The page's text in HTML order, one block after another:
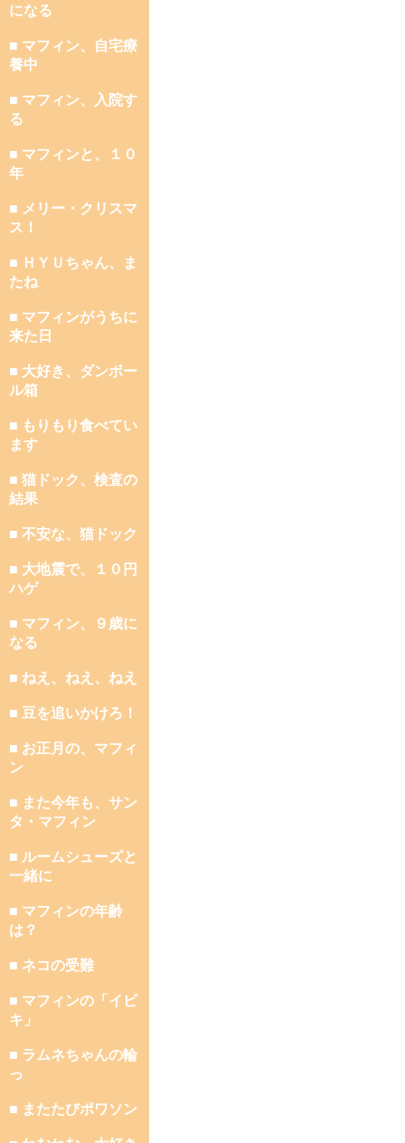
になる
■ マフィン、自宅療
養中
■ マフィン、入院す
る
■ マフィンと、１０
年
■ メリー・クリスマ
ス！
■ ＨＹＵちゃん、ま
たね
■ マフィンがうちに
来た日
■ 大好き、ダンボー
ル箱
■ もりもり食べてい
ます
■ 猫ドック、検査の
結果
■ 不安な、猫ドック
■ 大地震で、１０円
ハゲ
■ マフィン、９歳に
なる
■ ねえ、ねえ、ねえ
■ 豆を追いかけろ！
■ お正月の、マフィ
ン
■ また今年も、サン
タ・マフィン
■ ルームシューズと
一緒に
■ マフィンの年齢
は？
■ ネコの受難
■ マフィンの「イビ
キ」
■ ラムネちゃんの輪
っ
■ またたびポワソン